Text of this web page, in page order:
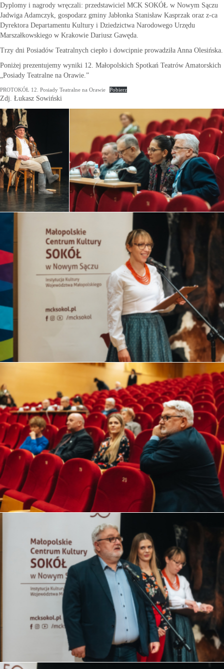
Dyplomy i nagrody wręczali: przedstawiciel MCK SOKÓŁ w Nowym Sączu
Jadwiga Adamczyk, gospodarz gminy Jabłonka Stanisław Kasprzak oraz z-ca
Dyrektora Departamentu Kultury i Dziedzictwa Narodowego Urzędu
Marszałkowskiego w Krakowie Dariusz Gawęda.
Trzy dni Posiadów Teatralnych ciepło i dowcipnie prowadziła Anna Olesińska.
Poniżej prezentujemy wyniki 12. Małopolskich Spotkań Teatrów Amatorskich
„Posiady Teatralne na Orawie.”
PROTOKÓŁ 12. Posiady Teatralne na Orawie Pobierz
Zdj. Łukasz Sowiński